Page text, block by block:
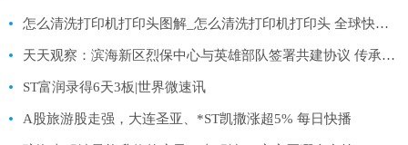
怎么清洗打印机打印头图解_怎么清洗打印机打印头 全球快消息
天天观察：滨海新区烈保中心与英雄部队签署共建协议 传承英雄精神 厚植红色情怀
ST富润录得6天3板|世界微速讯
A股旅游股走强，大连圣亚、*ST凯撒涨超5% 每日快播